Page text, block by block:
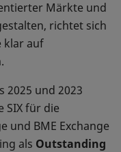
Märkte und
richtet sich
klar auf
2025 und 2023
SIX für die
und BME Exchange
als Outstanding